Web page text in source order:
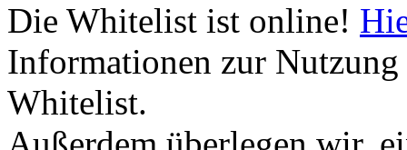
Die Whitelist ist online!
Informationen zur
Whitelist.